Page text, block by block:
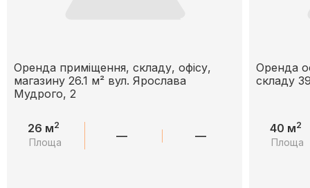
Оренда приміщення, складу, офісу,
магазину 26.1 м² вул. Ярослава
Мудрого, 2
26 м2
Площа — —
Оренда
складу
40 м2
Площа